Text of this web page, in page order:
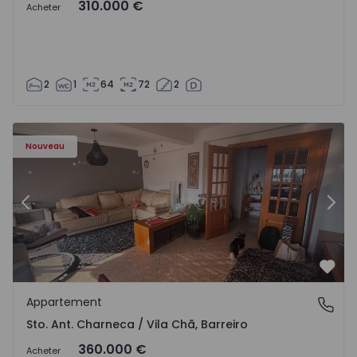
Acheter 310.000 €
2 1 64 72 2
Nouveau
- 11
Appartement T3 Barreiro, Santo António da Charneca -
Précédent
Sto. Ant. Charneca / Vila Chã, Barreiro
Appartement
Sto. Ant. Charneca / Vila Chã, Barreiro
Acheter 360.000 €